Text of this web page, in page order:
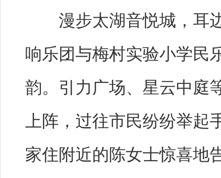
漫步太湖音悦城，耳边
响乐团与梅村实验小学民
韵。引力广场、星云中庭
上阵，过往市民纷纷举起
家住附近的陈女士惊喜地